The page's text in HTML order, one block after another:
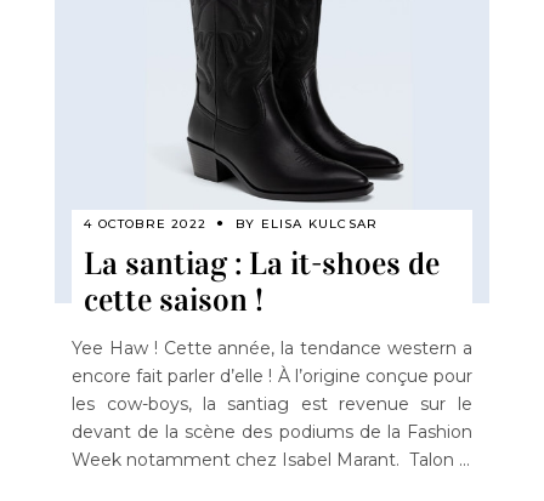
4 OCTOBRE 2022 BY ELISA KULCSAR
La santiag : La it-shoes de
cette saison !
Yee Haw ! Cette année, la tendance western a
encore fait parler d’elle ! À l’origine conçue pour
les cow-boys, la santiag est revenue sur le
devant de la scène des podiums de la Fashion
Week notamment chez Isabel Marant. Talon